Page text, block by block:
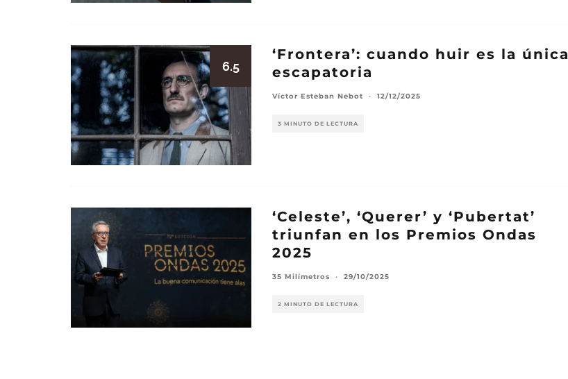
6.5
‘Frontera’: cuando huir es la única
escapatoria
Víctor Esteban Nebot · 12/12/2025
3 MINUTO DE LECTURA
‘Celeste’, ‘Querer’ y ‘Pubertat’
triunfan en los Premios Ondas
2025
35 Milímetros · 29/10/2025
2 MINUTO DE LECTURA